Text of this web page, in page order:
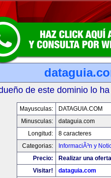
de este dominio lo
Mayusculas:
DATAGUIA.COM
Minusculas:
dataguia.com
Longitud:
8 caracteres
Categorias:
InformaciÃ³n y
Precio:
Realizar una
Visitar!
dataguia.com